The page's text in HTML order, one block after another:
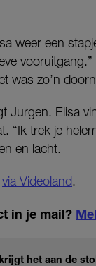
weer een
was zo’n
Jurgen. Elisa
“Ik trek je
en lacht.
via Videoland.
in je mail?
het aan de